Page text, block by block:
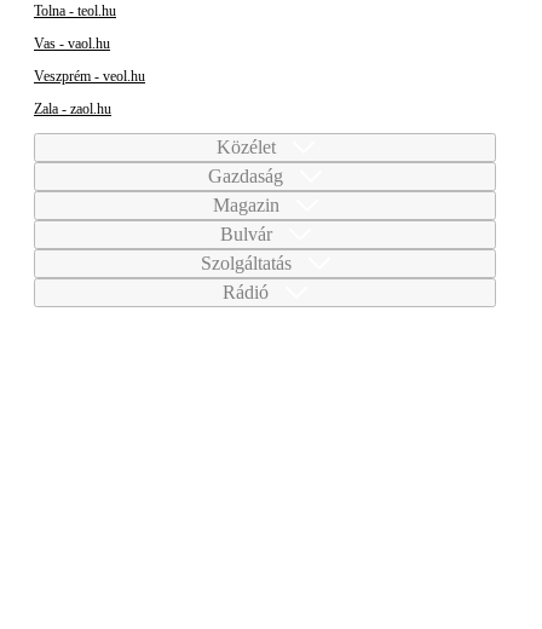
Tolna - teol.hu
Vas - vaol.hu
Veszprém - veol.hu
Zala - zaol.hu
Közélet
Gazdaság
Magazin
Bulvár
Szolgáltatás
Rádió